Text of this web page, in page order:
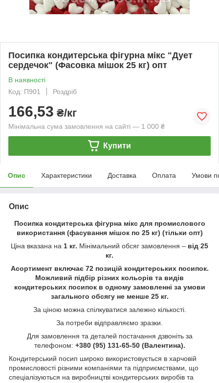
Посипка кондитерська фігурна мікс "Дует
сердечок" (Фасовка мішок 25 кг) опт
В наявності
Код: П901
Роздріб
166,53 ₴/кг
Мінімальна сума замовлення на сайті — 1 000 ₴
Купити
Опис Характеристики Доставка Оплата Умови
Опис
Посипка кондитерська фігурна мікс для промислового
використання (фасування мішок по 25 кг) (тільки опт)
Ціна вказана на 1 кг. Мінімальний обсяг замовлення – від 25
кг.
Асортимент включає 72 позицій кондитерських посипок.
Можливий підбір різних кольорів та видів
кондитерських посипок в одному замовленні за умови
загального обсягу не менше 25 кг.
За ціною можна спілкуватися залежно кількості.
За потреби відправляємо зразки.
Для замовлення та деталей постачання дзвоніть за
телефоном: +380 (95) 131-65-50 (Валентина).
Кондитерський посип широко використовується в харчовій
промисловості різними компаніями та підприємствами, що
спеціалізуються на виробництві кондитерських виробів та